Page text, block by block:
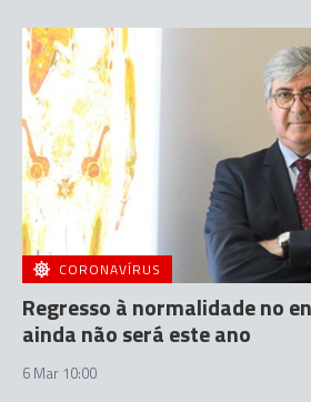
CORONAVÍRUS
Regresso à normalidade no
ainda não será este ano
6 Mar 10:00